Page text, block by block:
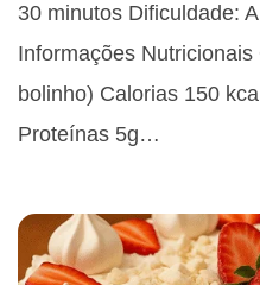
30 minutos Dificuldade:
Informações
bolinho) Calorias 150
Proteínas 5g…